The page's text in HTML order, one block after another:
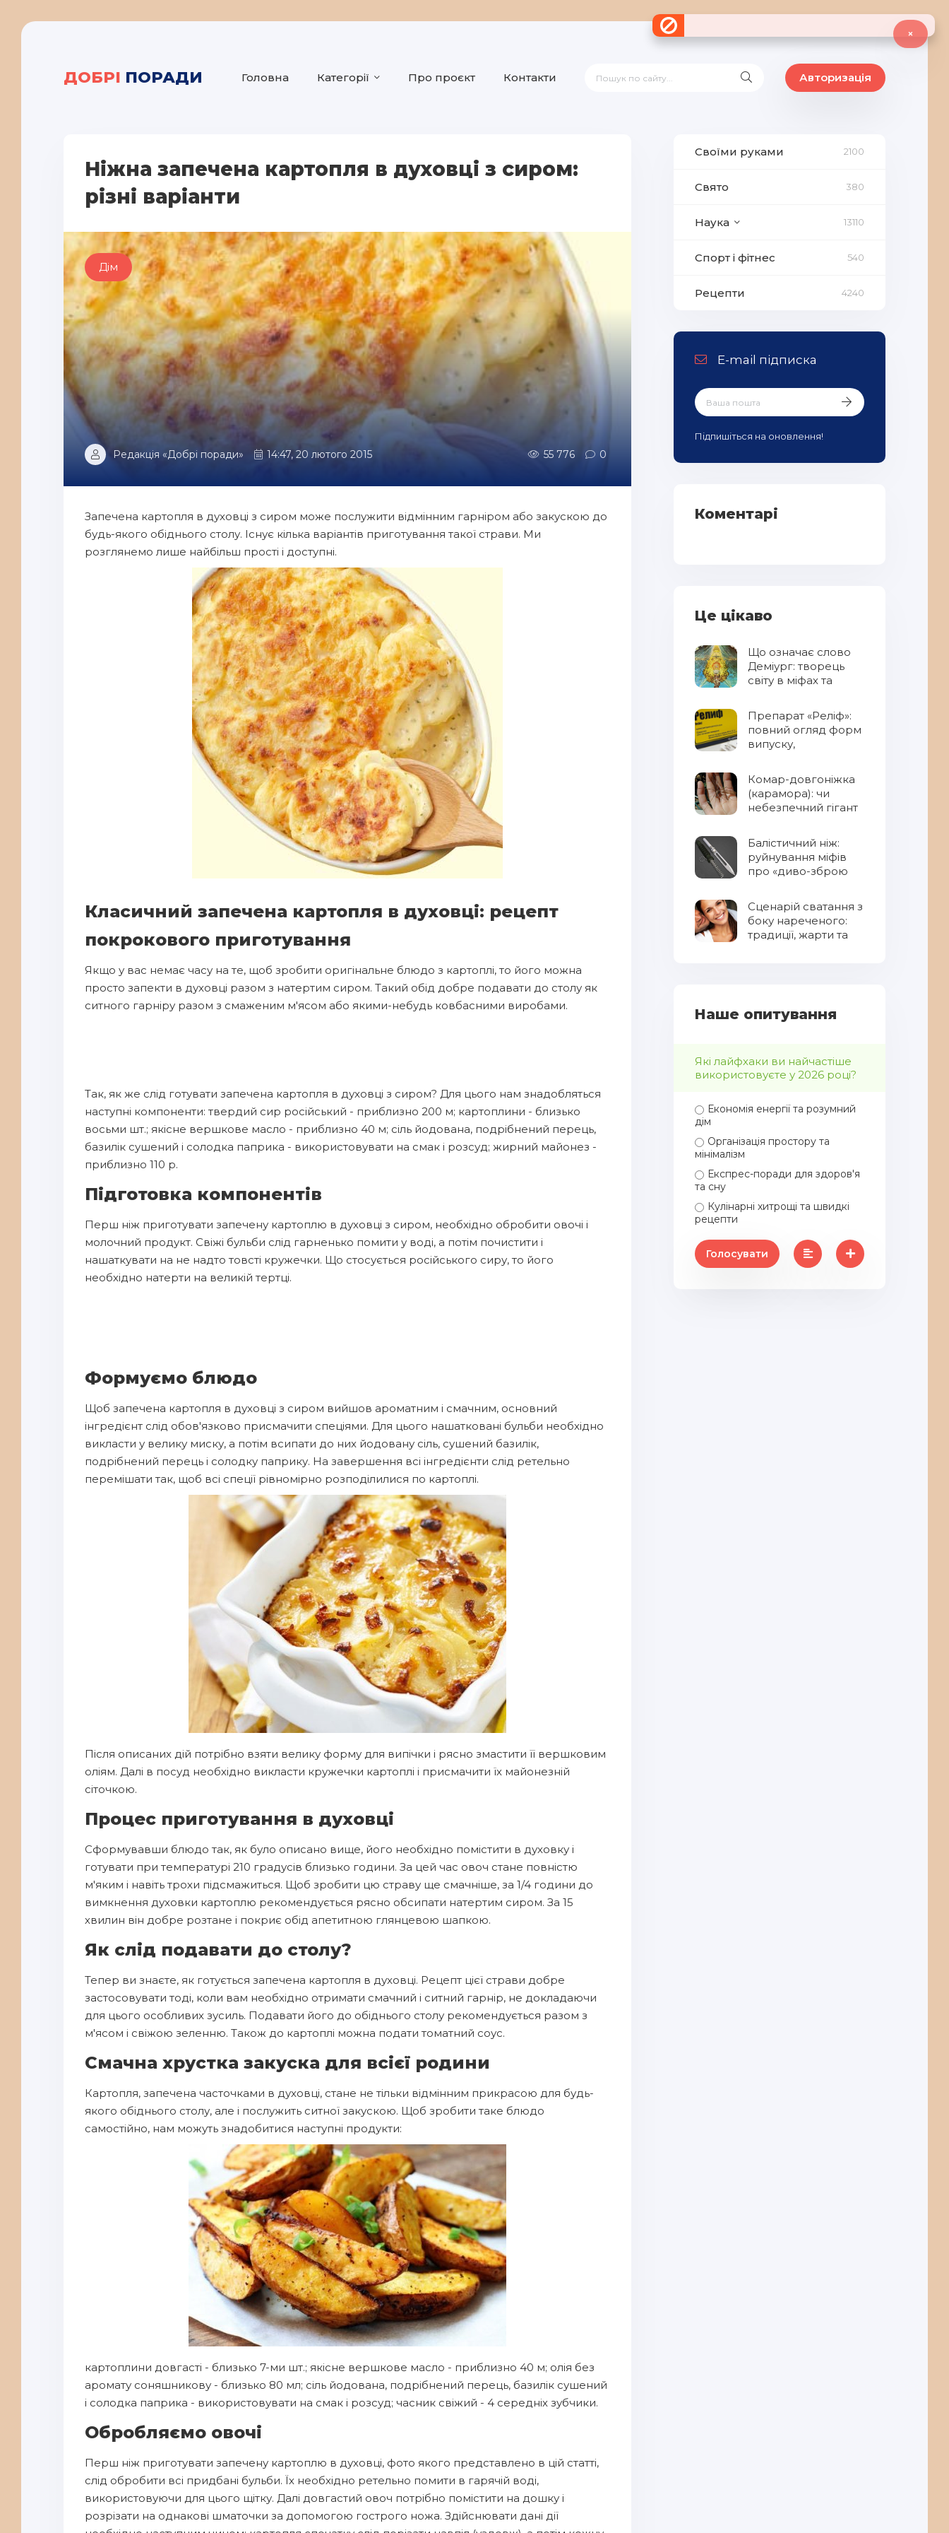
ДОБРІ ПОРАДИ Головна Категорії Про проєкт Контакти Авторизація
Ніжна запечена картопля в духовці з сиром:
різні варіанти
Дім
Редакція «Добрі поради» 14:47, 20 лютого 2015 55 776 0
Запечена картопля в духовці з сиром може послужити відмінним гарніром або закускою до
будь-якого обіднього столу. Існує кілька варіантів приготування такої страви. Ми
розглянемо лише найбільш прості і доступні.
Класичний запечена картопля в духовці: рецепт
покрокового приготування
Якщо у вас немає часу на те, щоб зробити оригінальне блюдо з картоплі, то його можна
просто запекти в духовці разом з натертим сиром. Такий обід добре подавати до столу як
ситного гарніру разом з смаженим м'ясом або якими-небудь ковбасними виробами.
Так, як же слід готувати запечена картопля в духовці з сиром? Для цього нам знадобляться
наступні компоненти: твердий сир російський - приблизно 200 м; картоплини - близько
восьми шт.; якісне вершкове масло - приблизно 40 м; сіль йодована, подрібнений перець,
базилік сушений і солодка паприка - використовувати на смак і розсуд; жирний майонез -
приблизно 110 р.
Підготовка компонентів
Перш ніж приготувати запечену картоплю в духовці з сиром, необхідно обробити овочі і
молочний продукт. Свіжі бульби слід гарненько помити у воді, а потім почистити і
нашаткувати на не надто товсті кружечки. Що стосується російського сиру, то його
необхідно натерти на великій тертці.
Формуємо блюдо
Щоб запечена картопля в духовці з сиром вийшов ароматним і смачним, основний
інгредієнт слід обов'язково присмачити спеціями. Для цього нашатковані бульби необхідно
викласти у велику миску, а потім всипати до них йодовану сіль, сушений базилік,
подрібнений перець і солодку паприку. На завершення всі інгредієнти слід ретельно
перемішати так, щоб всі спеції рівномірно розподілилися по картоплі.
Після описаних дій потрібно взяти велику форму для випічки і рясно змастити її вершковим
оліям. Далі в посуд необхідно викласти кружечки картоплі і присмачити їх майонезній
сіточкою.
Процес приготування в духовці
Сформувавши блюдо так, як було описано вище, його необхідно помістити в духовку і
готувати при температурі 210 градусів близько години. За цей час овоч стане повністю
м'яким і навіть трохи підсмажиться. Щоб зробити цю страву ще смачніше, за 1/4 години до
вимкнення духовки картоплю рекомендується рясно обсипати натертим сиром. За 15
хвилин він добре розтане і покриє обід апетитною глянцевою шапкою.
Як слід подавати до столу?
Тепер ви знаєте, як готується запечена картопля в духовці. Рецепт цієї страви добре
застосовувати тоді, коли вам необхідно отримати смачний і ситний гарнір, не докладаючи
для цього особливих зусиль. Подавати його до обіднього столу рекомендується разом з
м'ясом і свіжою зеленню. Також до картоплі можна подати томатний соус.
Смачна хрустка закуска для всієї родини
Картопля, запечена часточками в духовці, стане не тільки відмінним прикрасою для будь-
якого обіднього столу, але і послужить ситної закускою. Щоб зробити таке блюдо
самостійно, нам можуть знадобитися наступні продукти:
картоплини довгасті - близько 7-ми шт.; якісне вершкове масло - приблизно 40 м; олія без
аромату соняшникову - близько 80 мл; сіль йодована, подрібнений перець, базилік сушений
і солодка паприка - використовувати на смак і розсуд; часник свіжий - 4 середніх зубчики.
Обробляємо овочі
Перш ніж приготувати запечену картоплю в духовці, фото якого представлено в цій статті,
слід обробити всі придбані бульби. Їх необхідно ретельно помити в гарячій воді,
використовуючи для цього щітку. Далі довгастий овоч потрібно помістити на дошку і
розрізати на однакові шматочки за допомогою гострого ножа. Здійснювати дані дії
Своїми руками 2100
Свято 380
Наука 13110
Спорт і фітнес 540
Рецепти 4240
E-mail підписка
Підпишіться на оновлення!
Коментарі
Це цікаво
Що означає слово
Деміург: творець
світу в міфах та
Препарат «Реліф»:
повний огляд форм
випуску,
правил
застосування
Комар-довгоніжка
(карамора): чи
небезпечний гігант
Балістичний ніж:
руйнування міфів
про «диво-зброю
Сценарій сватання з
боку нареченого:
традиції, жарти та
Наше опитування
Які лайфхаки ви найчастіше
використовуєте у 2026 році?
Економія енергії та розумний
дім
Організація простору та
мінімалізм
Експрес-поради для здоров'я
та сну
Кулінарні хитрощі та швидкі
рецепти
Голосувати
×